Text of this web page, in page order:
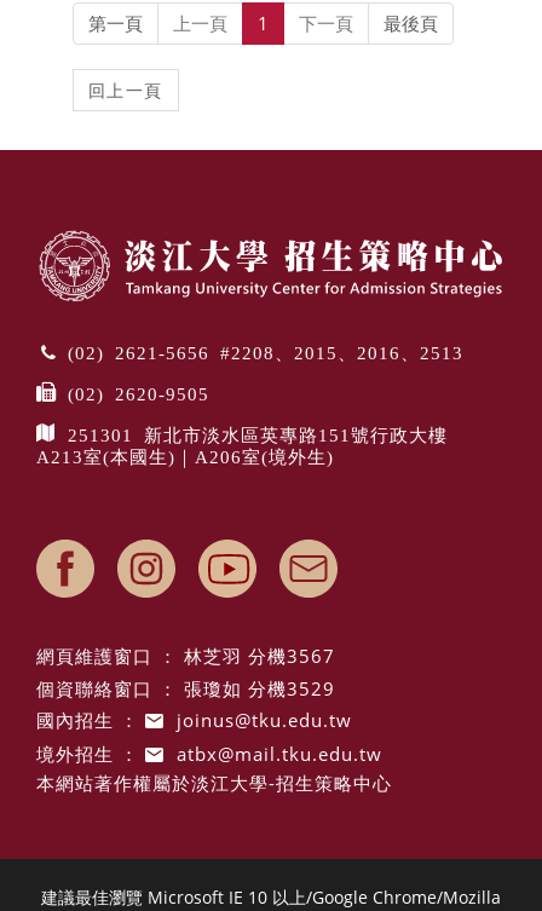
第一頁 上一頁 1 下一頁 最後頁
(02) 2621-5656 #2208、2015、2016、2513
(02) 2620-9505
251301 新北市淡水區英專路151號行政大樓
A213室(本國生)｜A206室(境外生)
網頁維護窗口 ： 林芝羽 分機3567
個資聯絡窗口 ： 張瓊如 分機3529
國內招生 ：
joinus@tku.edu.tw
境外招生 ：
atbx@mail.tku.edu.tw
本網站著作權屬於淡江大學-招生策略中心
建議最佳瀏覽 Microsoft IE 10 以上/Google Chrome/Mozilla